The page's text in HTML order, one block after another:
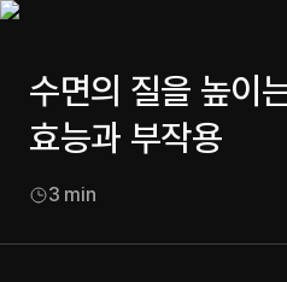
수면의 질을 높이
효능과 부작용
3 min